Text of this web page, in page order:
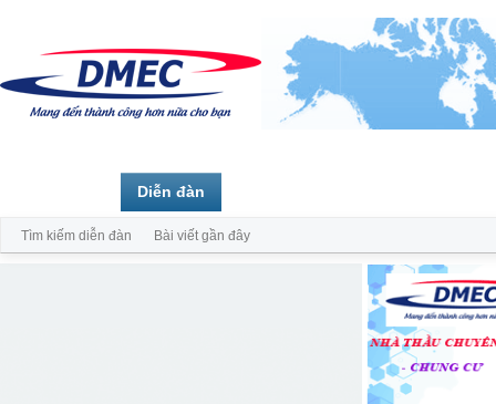
Diễn đàn
Tìm kiếm diễn đàn Bài viết gần đây